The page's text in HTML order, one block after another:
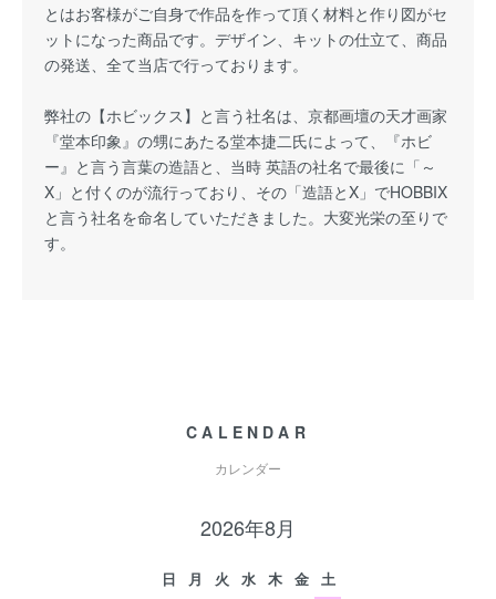
とはお客様がご自身で作品を作って頂く材料と作り図がセ
ットになった商品です。デザイン、キットの仕立て、商品
の発送、全て当店で行っております。
弊社の【ホビックス】と言う社名は、京都画壇の天才画家
『堂本印象』の甥にあたる堂本捷二氏によって、『ホビ
ー』と言う言葉の造語と、当時 英語の社名で最後に「～
X」と付くのが流行っており、その「造語とX」でHOBBIX
と言う社名を命名していただきました。大変光栄の至りで
す。
CALENDAR
カレンダー
2026年8月
日 月 火 水 木 金
土